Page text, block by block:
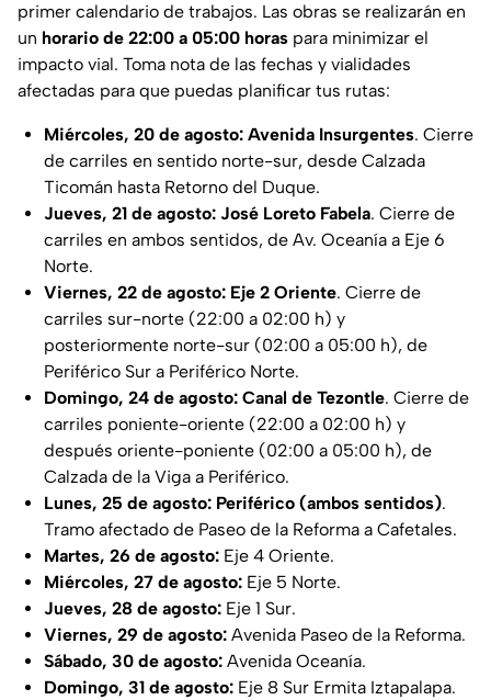
primer calendario de trabajos. Las obras se realizarán en
un horario de 22:00 a 05:00 horas para minimizar el
impacto vial. Toma nota de las fechas y vialidades
afectadas para que puedas planificar tus rutas:
Miércoles, 20 de agosto: Avenida Insurgentes. Cierre
de carriles en sentido norte-sur, desde Calzada
Ticomán hasta Retorno del Duque.
Jueves, 21 de agosto: José Loreto Fabela. Cierre de
carriles en ambos sentidos, de Av. Oceanía a Eje 6
Norte.
Viernes, 22 de agosto: Eje 2 Oriente. Cierre de
carriles sur-norte (22:00 a 02:00 h) y
posteriormente norte-sur (02:00 a 05:00 h), de
Periférico Sur a Periférico Norte.
Domingo, 24 de agosto: Canal de Tezontle. Cierre de
carriles poniente-oriente (22:00 a 02:00 h) y
después oriente-poniente (02:00 a 05:00 h), de
Calzada de la Viga a Periférico.
Lunes, 25 de agosto: Periférico (ambos sentidos).
Tramo afectado de Paseo de la Reforma a Cafetales.
Martes, 26 de agosto: Eje 4 Oriente.
Miércoles, 27 de agosto: Eje 5 Norte.
Jueves, 28 de agosto: Eje 1 Sur.
Viernes, 29 de agosto: Avenida Paseo de la Reforma.
Sábado, 30 de agosto: Avenida Oceanía.
Domingo, 31 de agosto: Eje 8 Sur Ermita Iztapalapa.